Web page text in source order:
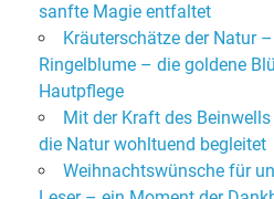
sanfte Magie entfaltet
Kräuterschätze der Natur
Ringelblume – die goldene
Hautpflege
Mit der Kraft des
die Natur wohltuend begleitet
Weihnachtswünsche für